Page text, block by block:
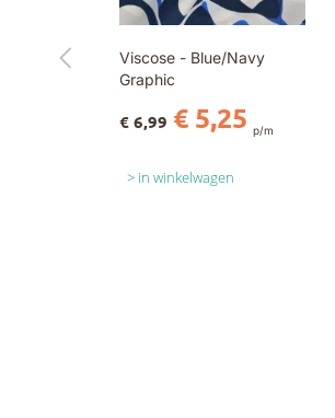
Viscose - Blue/Navy
Graphic
€ 5,25
€ 6,99 p/m
in winkelwagen